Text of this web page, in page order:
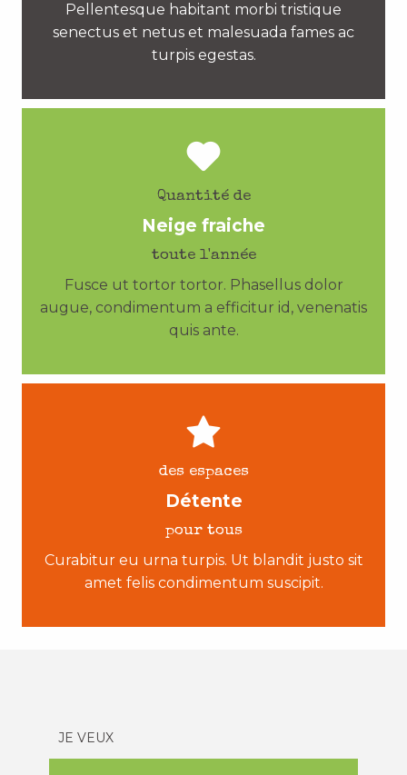
Pellentesque habitant morbi tristique
senectus et netus et malesuada fames ac
turpis egestas.
Quantité de
Neige fraiche
toute l'année
Fusce ut tortor tortor. Phasellus dolor
augue, condimentum a efficitur id, venenatis
quis ante.
des espaces
Détente
pour tous
Curabitur eu urna turpis. Ut blandit justo sit
amet felis condimentum suscipit.
JE VEUX